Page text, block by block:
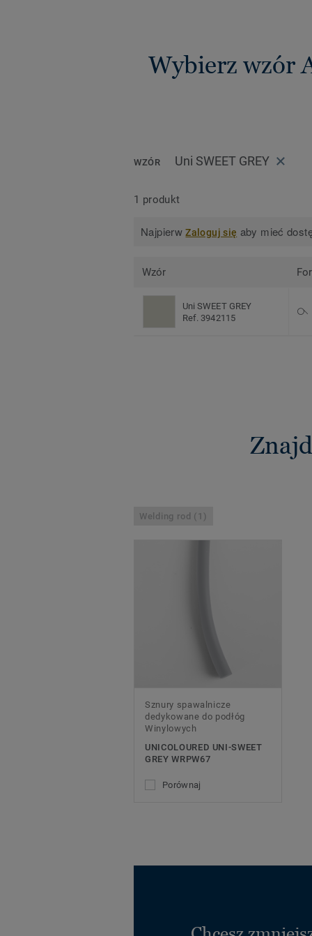
Wybierz wzór
WZÓR Uni SWEET GREY
1 produkt
NajpierwZaloguj się aby mieć
Wzór
Uni SWEET GREY
Ref. 3942115
Welding rod (1)
Sznury spawalnicze
dedykowane do podłóg
Winylowych
UNICOLOURED UNI-SWEET
GREY WRPW67
Porównaj